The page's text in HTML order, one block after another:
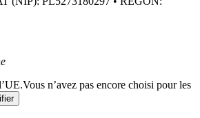
Vous n’avez pas encore choisi pour les